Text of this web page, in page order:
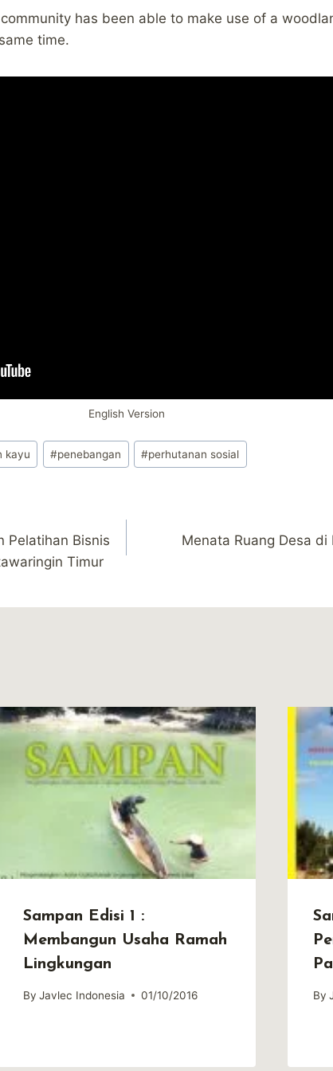
has been able to make use of a
time.
English Version
kayu #penebangan #perhutanan sosial
Pelatihan Bisnis
Timur
Menata Ruang Desa
Sampan Edisi 1 :
Membangun Usaha Ramah
Lingkungan
By Javlec Indonesia 01/10/2016 By